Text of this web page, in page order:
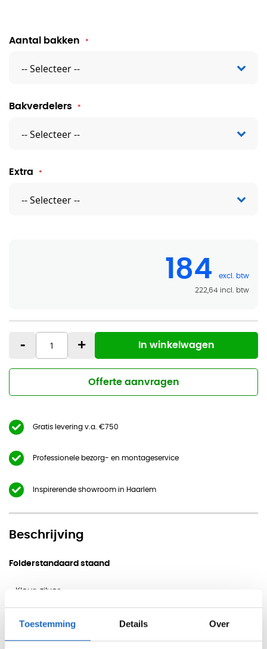
Toestemming Details Over
Aantal bakken
Bakverdelers
Extra
184
222,64
- + In winkelwagen
Offerte aanvragen
Gratis levering v.a. €750
Professionele bezorg- en montageservice
Inspirerende showroom in Haarlem
Beschrijving
Folderstandaard staand
- Kleur: zilver
- Uitvoeringen: 4 / 8 / 12 bakken